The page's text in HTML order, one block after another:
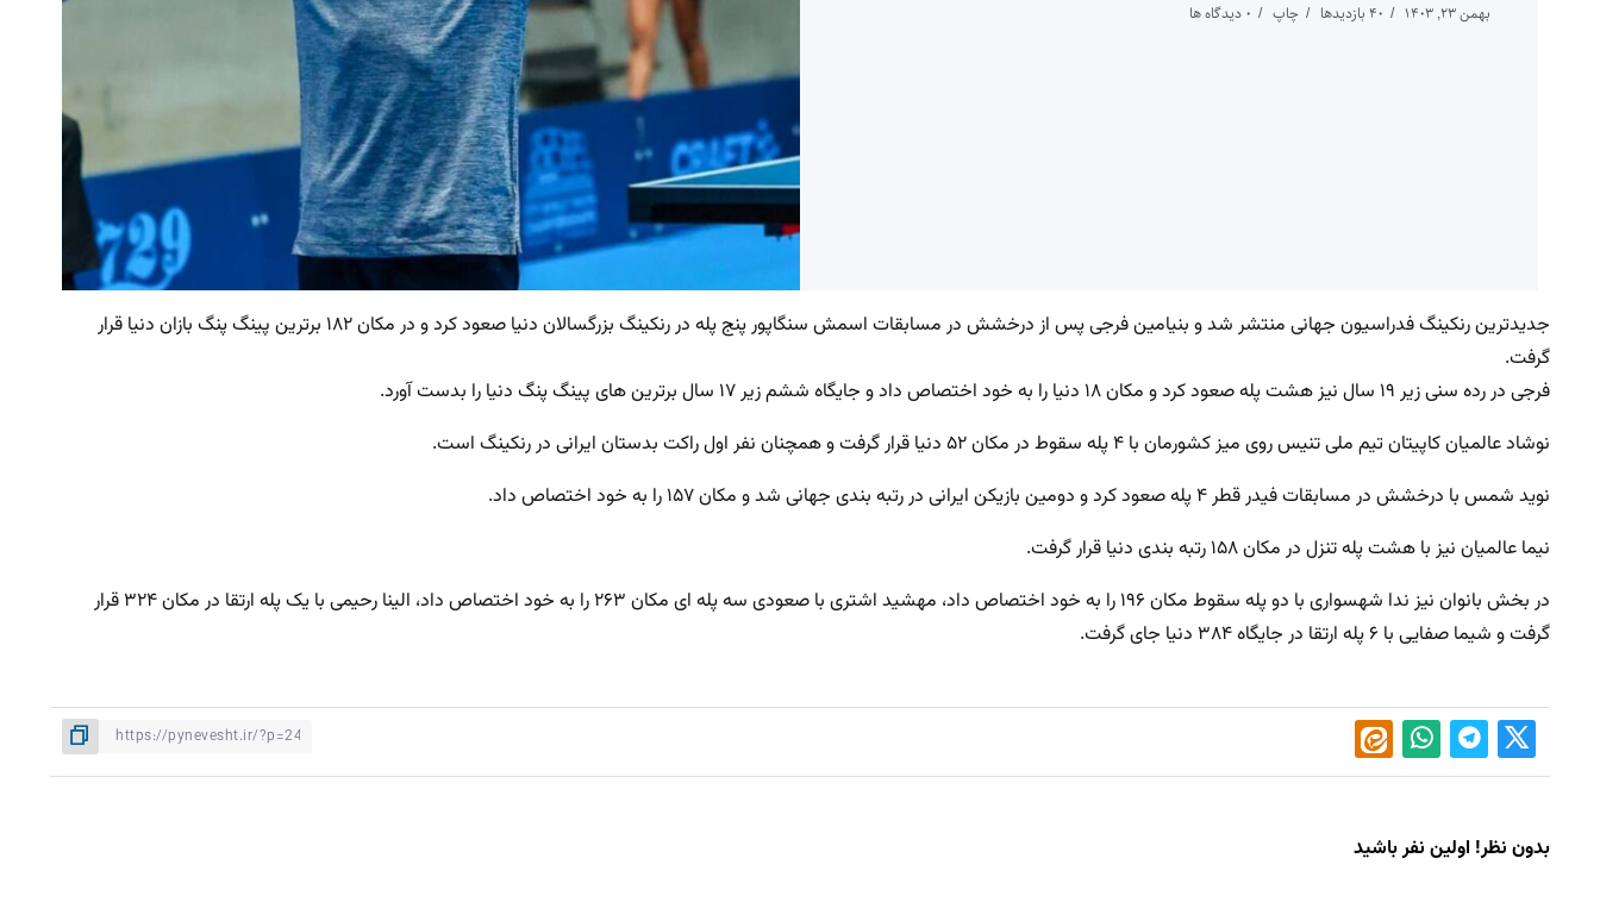
بهمن ۲۳, ۱۴۰۳ 40 بازدیدها چاپ 0 دیدگاه ها
جدیدترین رنکینگ فدراسیون جهانی منتشر شد و بنیامین فرجی پس از درخشش در مسابقات اسمش سنگاپور پنج پله در رنکینگ بزرگسالان دنیا صعود کرد و در مکان ۱۸۲ برترین پینگ پنگ بازان دنیا قرار
گرفت.
فرجی در رده سنی زیر ۱۹ سال نیز هشت پله صعود کرد و مکان ۱۸ دنیا را به خود اختصاص داد و جایگاه ششم زیر ۱۷ سال برترین های پینگ پنگ دنیا را بدست آورد.
نوشاد عالمیان کاپیتان تیم ملی تنیس روی میز کشورمان با ۴ پله سقوط در مکان ۵۲ دنیا قرار گرفت و همچنان نفر اول راکت بدستان ایرانی در رنکینگ است.
نوید شمس با درخشش در مسابقات فیدر قطر ۴ پله صعود کرد و دومین بازیکن ایرانی در رتبه بندی جهانی شد و مکان ۱۵۷ را به خود اختصاص داد.
نیما عالمیان نیز با هشت پله تنزل در مکان ۱۵۸ رتبه بندی دنیا قرار گرفت.
در بخش بانوان نیز ندا شهسواری با دو پله سقوط مکان ۱۹۶ را به خود اختصاص داد، مهشید اشتری با صعودی سه پله ای مکان ۲۶۳ را به خود اختصاص داد، الینا رحیمی با یک پله ارتقا در مکان ۳۲۴ قرار
گرفت و شیما صفایی با ۶ پله ارتقا در جایگاه ۳۸۴ دنیا جای گرفت.
بدون نظر! اولین نفر باشید